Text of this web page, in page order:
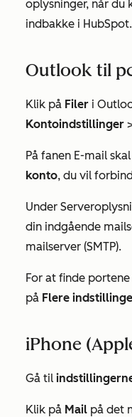
oplysninger, når du
indbakke i HubSpot.
Outlook til
Klik på Filer i
Kontoindstillinger
På fanen E-mail
konto, du vil
Under
din indgående
mailserver (SMTP).
For at finde
på Flere
iPhone
Gå til
Klik på Mail på det